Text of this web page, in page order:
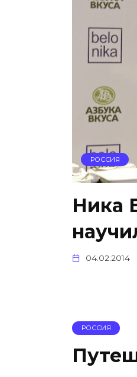
РОССИЯ
Ника
04.02.2014
РОССИЯ